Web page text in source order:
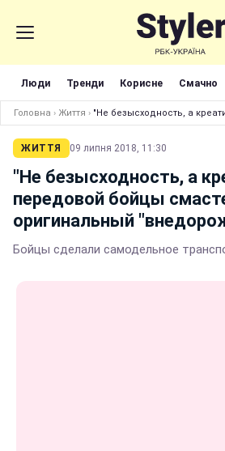
Люди Тренди Корисне Смачно
Головна › Життя › "Не безысходность, а
ЖИТТЯ 09 липня 2018, 11:30
"Не безысходность, а
передовой бойцы
оригинальный
Бойцы сделали самодельное